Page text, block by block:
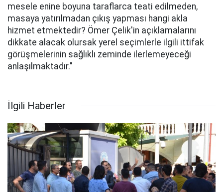
mesele enine boyuna taraflarca teati edilmeden,
masaya yatırılmadan çıkış yapması hangi akla
hizmet etmektedir? Ömer Çelik'in açıklamalarını
dikkate alacak olursak yerel seçimlerle ilgili ittifak
görüşmelerinin sağlıklı zeminde ilerlemeyeceği
anlaşılmaktadır."
İlgili Haberler